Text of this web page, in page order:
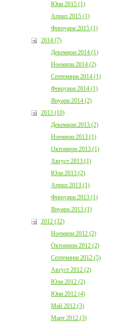
Юни 2015 (1)
Април 2015 (1)
Февруари 2015 (1)
2014 (7)
Декември 2014 (1)
Ноември 2014 (2)
Септември 2014 (1)
Февруари 2014 (1)
Януари 2014 (2)
2013 (10)
Декември 2013 (2)
Ноември 2013 (1)
Октомври 2013 (1)
Август 2013 (1)
Юли 2013 (2)
Април 2013 (1)
Февруари 2013 (1)
Януари 2013 (1)
2012 (32)
Ноември 2012 (2)
Октомври 2012 (2)
Септември 2012 (5)
Август 2012 (2)
Юли 2012 (2)
Юни 2012 (4)
Май 2012 (3)
Март 2012 (3)